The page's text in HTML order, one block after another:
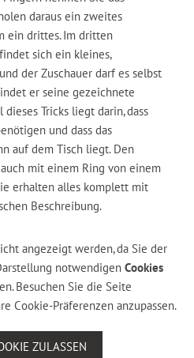
daraus ein zweites
ein drittes. Im dritten
sich ein kleines,
der Zuschauer darf es selbst
er seine gezeichnete
Tricks liegt darin, dass
und dass das
auf dem Tisch liegt. Den
mit einem Ring von einem
erhalten alles komplett mit
Beschreibung.
angezeigt werden, da Sie der
notwendigen Cookies
Besuchen Sie die Seite
Cookie-Präferenzen anzupassen.
ZULASSEN